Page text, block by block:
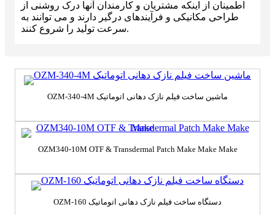
اطمینان از اینکه مشتریان و کارمندان آنها درک روشنی از
طراحی مکانیکی و فرآیندهای درگیر دارند و می توانند به
سرعت تولید را شروع کنند.
OZM-340-4M ماشین ساخت فیلم نازک دهانی اتوماتیک
OZM340-10M OTF & Transdermal Patch Make Make Make
OZM-160 دستگاه ساخت فیلم نازک دهانی اتوماتیک